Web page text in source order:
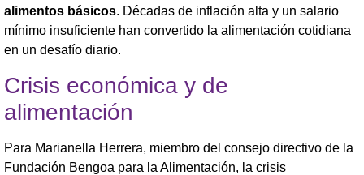
alimentos básicos. Décadas de inflación alta y un salario
mínimo insuficiente han convertido la alimentación cotidiana
en un desafío diario.
Crisis económica y de
alimentación
​Para Marianella Herrera, miembro del consejo directivo de la
Fundación Bengoa para la Alimentación, la crisis